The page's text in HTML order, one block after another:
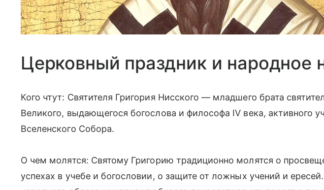
Церковный праздник и народное
Кого чтут: Святителя Григория Нисского — младшего брата
Великого, выдающегося богослова и философа IV века, активного
Вселенского Собора.
О чем молятся: Святому Григорию традиционно молятся о
успехах в учебе и богословии, о защите от ложных учений и